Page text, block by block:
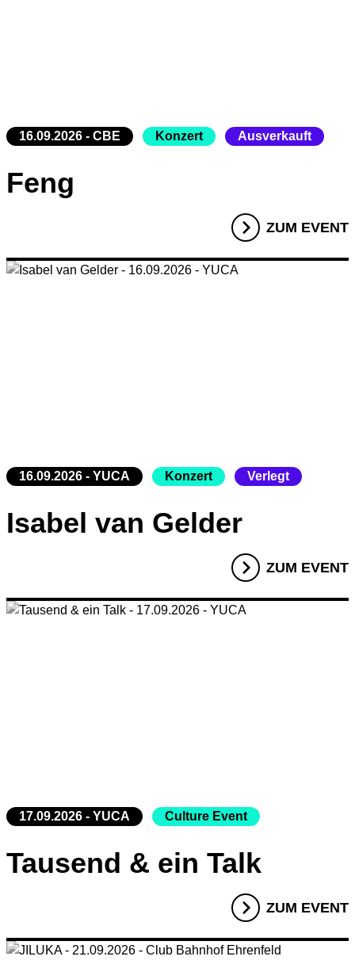
16.09.2026 - CBE Konzert Ausverkauft
Feng
ZUM EVENT
16.09.2026 - YUCA Konzert Verlegt
Isabel van Gelder
ZUM EVENT
17.09.2026 - YUCA Culture Event
Tausend & ein Talk
ZUM EVENT